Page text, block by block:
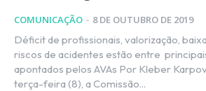
COMUNICAÇÃO - 8 DE OUTUBRO DE 2019
Déficit de profissionais, valorização,
riscos de acidentes estão entre
apontados pelos AVAs Por Kleber Karpov Na manhã desta
terça-feira (8), a Comissão...